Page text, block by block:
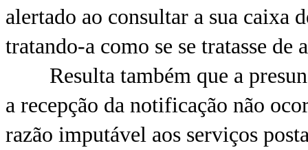
alertado ao consultar a sua caixa
tratando-a como se se tratasse de
Resulta também que a
a recepção da notificação não
razão imputável aos serviços